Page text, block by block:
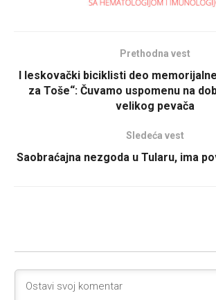
Prethodna vest
I leskovački biciklisti deo
za Toše“: Čuvamo uspomenu na
velikog pevača
Sledeća vest
Saobraćajna nezgoda u Tularu, ima